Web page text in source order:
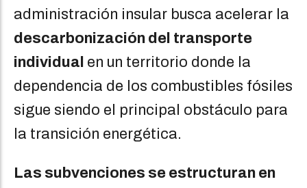
administración insular busca acelerar la
descarbonización del transporte
individual en un territorio donde la
dependencia de los combustibles fósiles
sigue siendo el principal obstáculo para
la transición energética.
Las subvenciones se estructuran en